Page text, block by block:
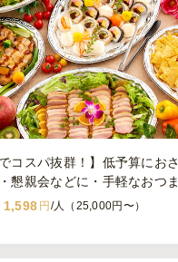
コスパ抜群！】低予算にお
懇親会などに・手軽なおつ
1,598 円 /人（25,000円〜）